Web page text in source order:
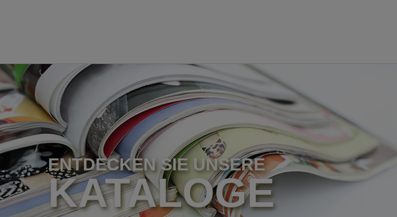
ENTDECKEN SIE UNSERE
KATALOGE